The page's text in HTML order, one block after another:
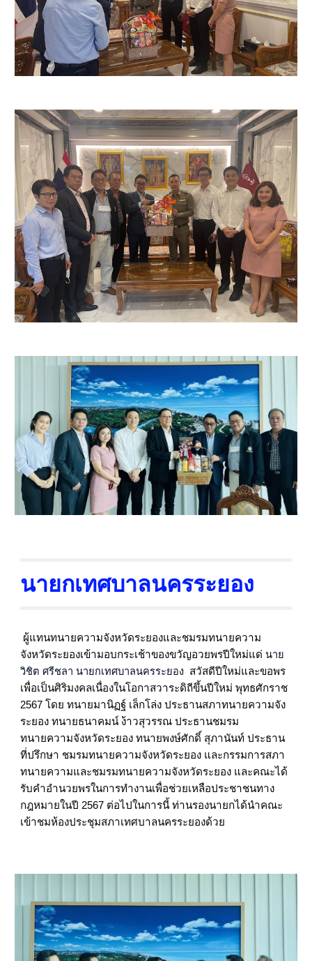
นายกเทศบาลนครระยอง
ผู้แทนทนายความจังหวัดระยองและชมรมทนายความ
จังหวัดระยองเข้ามอบกระเช้าของขวัญอวยพรปีใหม่แด่นาย
วิชิต ศรีชลา นายกเทศบาลนครระยอง สวัสดีปีใหม่และขอพร
เพื่อเป็นศิริมงคลเนื่องในโอกาสวาระดิถีขึ้นปีใหม่ พุทธศักราช
2567 โดย ทนายมานิฏฐ์ เล็กโล่ง ประธานสภาทนายความจัง
ระยอง ทนายธนาคมน์ ง้าวสุวรรณ ประธานชมรม
ทนายความจังหวัดระยอง ทนายพงษ์ศักดิ์ สุภานันท์ ประธาน
ที่ปรึกษา ชมรมทนายความจังหวัดระยอง และกรรมการสภา
ทนายความและชมรมทนายความจังหวัดระยอง และคณะได้
รับคำอำนวยพรในการทำงานเพื่อช่วยเหลือประชาชนทาง
กฎหมายในปี 2567 ต่อไปในการนี้ ท่านรองนายกได้นำคณะ
เข้าชมห้องประชุมสภาเทศบาลนครระยองด้วย